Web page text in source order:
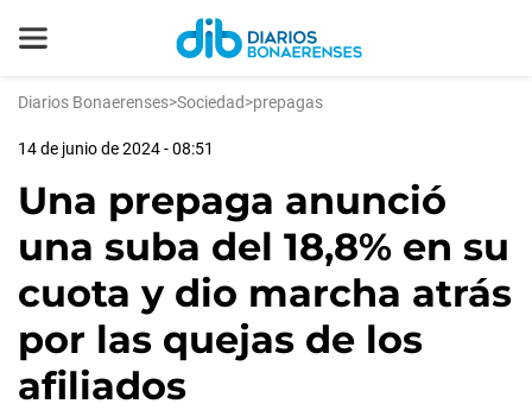
Diarios Bonaerenses>Sociedad>prepagas
14 de junio de 2024 - 08:51
Una prepaga anunció
una suba del 18,8% en su
cuota y dio marcha atrás
por las quejas de los
afiliados